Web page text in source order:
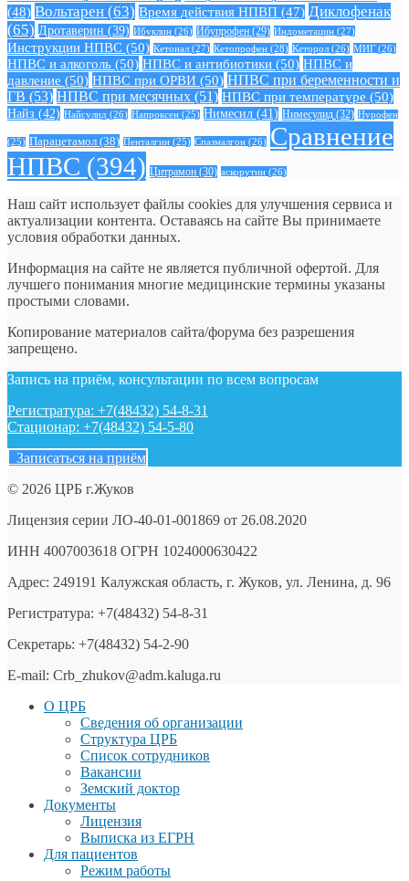
(48) Вольтарен (63) Время действия НПВП (47) Диклофенак
(65) Дротаверин (39) Ибуклин (26) Ибупрофен (29) Индометацин (27)
Инструкции НПВС (50) Кетонал (27) Кетопрофен (28) Кеторол (26) МИГ (26)
НПВС и алкоголь (50) НПВС и антибиотики (50) НПВС и
давление (50) НПВС при ОРВИ (50) НПВС при беременности и
ГВ (53) НПВС при месячных (51) НПВС при температуре (50)
Найз (42) Найсулид (26) Напроксен (25) Нимесил (41) Нимесулид (32) Нурофен
(25) Парацетамол (38) Пенталгин (25) Спазмалгон (26) Сравнение
НПВС (394) Цитрамон (30) аскорутин (26)
Наш сайт использует файлы cookies для улучшения сервиса и
актуализации контента. Оставаясь на сайте Вы принимаете
условия обработки данных.
Информация на сайте не является публичной офертой. Для
лучшего понимания многие медицинские термины указаны
простыми словами.
Копирование материалов сайта/форума без разрешения
запрещено.
Запись на приём, консультации по всем вопросам
Регистратура: +7(48432) 54-8-31
Стационар: +7(48432) 54-5-80
Записаться на приём
© 2026 ЦРБ г.Жуков
Лицензия серии ЛО-40-01-001869 от 26.08.2020
ИНН 4007003618 ОГРН 1024000630422
Адрес: 249191 Калужская область, г. Жуков, ул. Ленина, д. 96
Регистратура: +7(48432) 54-8-31
Секретарь: +7(48432) 54-2-90
E-mail: Crb_zhukov@adm.kaluga.ru
О ЦРБ
Сведения об организации
Структура ЦРБ
Список сотрудников
Вакансии
Земский доктор
Документы
Лицензия
Выписка из ЕГРН
Для пациентов
Режим работы